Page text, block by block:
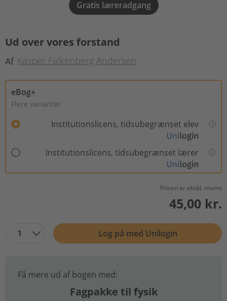
Gratis læreradgang
Ud over vores forstand
Af Kasper Falkenberg Andersen
eBog+
Flere varianter
Institutionslicens, tidsubegrænset elev
Institutionslicens, tidsubegrænset lærer
Prisen er ekskl. moms
45,00 kr.
1 Log på med Unilogin
Få mere ud af bogen med:
Fagpakke til fysik